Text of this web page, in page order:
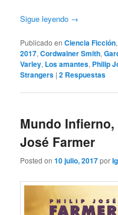
Sigue leyendo →
Publicado en Ciencia Ficción
2017,Cordwainer Smith,
Varley, Los amantes, Philip
Strangers |2 Respuestas
Mundo
José Farmer
Posted on10 julio, 2017por